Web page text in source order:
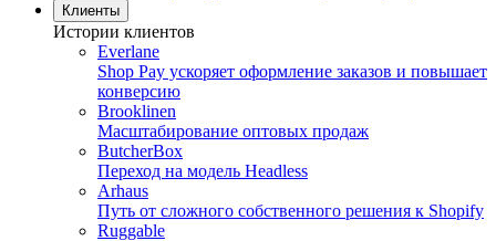
Клиенты
Истории клиентов
Everlane
Shop Pay ускоряет оформление заказов и повышает
конверсию
Brooklinen
Масштабирование оптовых продаж
ButcherBox
Переход на модель Headless
Arhaus
Путь от сложного собственного решения к Shopify
Ruggable